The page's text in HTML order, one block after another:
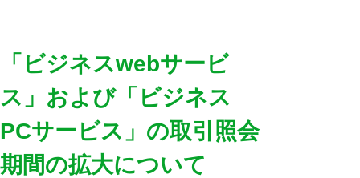
「ビジネスwebサービ
ス」および「ビジネス
PCサービス」の取引照会
期間の拡大について